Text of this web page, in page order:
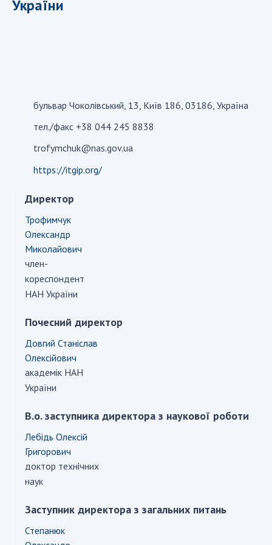
Секція фізико-технічних і математичних
Секція хімічних і біологічних наук
Секція суспільних і гуманітарних наук
Установи при Президії
Наукові центри МОН та НАН України
Громадські організації
ДІЯЛЬНІСТЬ
Засідання Президії НАН України
Сесії Загальних зборів НАН України
Річні звіти НАН України
Річні фінансові звіти НАН України
Наукові публікації та видавнича діяльність
трансфер технологій в наукових установах
Наукові об'єкти, що становлять національне
надбання
Центри колективного користування
науковими приладами НАН України
наукових установ
Конкурси наукових досліджень НАН України
України
бульвар Чоколівський, 13, Київ 186, 03186, Україна
тел./факс +38 044 245 8838
trofymchuk@nas.gov.ua
https://itgip.org/
Директор
Трофимчук
Олександр
Миколайович
член-
кореспондент
НАН України
Почесний директор
Довгий Станіслав
Олексійович
академік НАН
України
В.о. заступника директора з наукової роботи
Лебідь Олексій
Григорович
доктор технічних
наук
Заступник директора з загальних питань
Степанюк